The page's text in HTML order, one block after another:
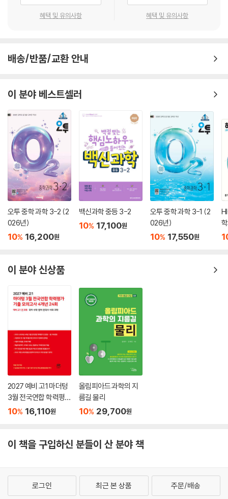
혜택 및 유의사항 혜택 및 유의사항
배송/반품/교환 안내
이 분야 베스트셀러
오투 중학 과학 3-2 (2
026년)
10% 16,200원
백신과학 중등 3-2
10% 17,100원
오투 중학 과학 3-1 (2
026년)
10% 17,550원
이 분야 신상품
2027 예비 고1 마더텅
3월 전국연합 학력평가
기출 모의고사 4개년 2
10% 16,110원
올림피아드 과학의 지
름길 물리
10% 29,700원
이 책을 구입하신 분들이 산 분야 책
로그인 최근 본 상품 주문/배송